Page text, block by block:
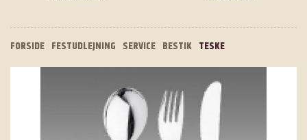
FORSIDE FESTUDLEJNING SERVICE BESTIK TESKE